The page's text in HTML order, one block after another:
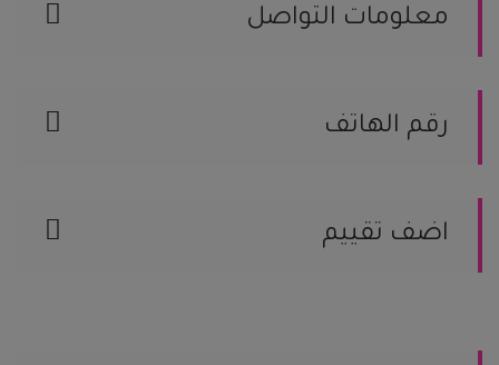
معلومات التواصل
الموقع على الخريطة
رقم الهاتف
اضف تقييم